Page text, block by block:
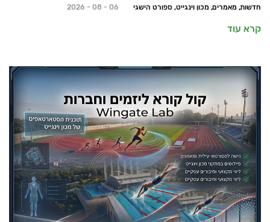
חדשות, מאמרים, מכון וינגייט, ספורט הישגי 06 - 08 - 2026
קרא עוד